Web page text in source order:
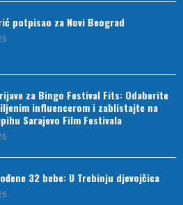
potpisao za Novi Beograd
za Bingo Festival Fits: Odaberite
influencerom i zablistajte na
Sarajevo Film Festivala
32 bebe: U Trebinju djevojčica